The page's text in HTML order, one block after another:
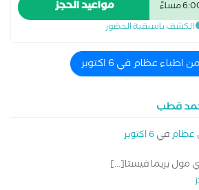
مواعيد الحجز
الكشف باسبقية الحضور
اطباء عظام في 6 اكتوبر
قطب
عظامفي6 اكتوبر
مول بريما فيستا[...]